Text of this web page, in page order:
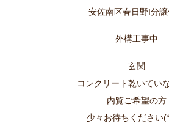
安佐南区春日野I分
外構工事中
玄関
コンクリート乾いてい
内覧ご希望の方
少々お待ちください